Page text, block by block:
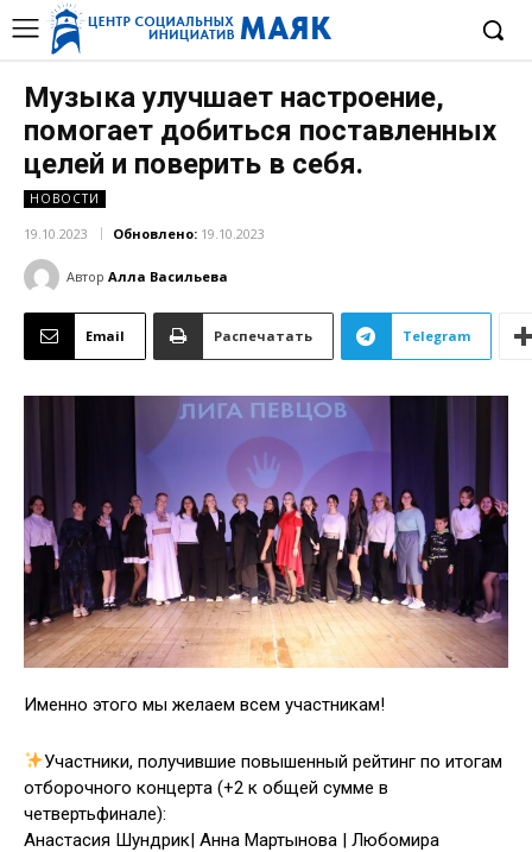
Музыка улучшает настроение,
помогает добиться поставленных
целей и поверить в себя.
НОВОСТИ
19.10.2023 Обновлено: 19.10.2023
Автор Алла Васильева
Email Распечатать Telegram
Именно этого мы желаем всем участникам!
Участники, получившие повышенный рейтинг по итогам
отборочного концерта (+2 к общей сумме в
четвертьфинале):
Анастасия Шундрик| Анна Мартынова | Любомира